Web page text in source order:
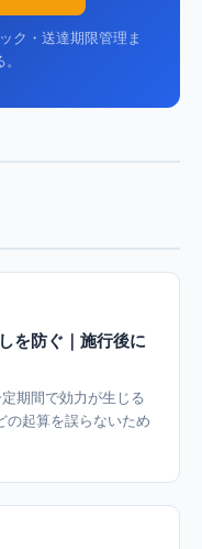
ク・送達期限管理ま
を防ぐ｜施行後に
期間で効力が生じる
の起算を誤らないため